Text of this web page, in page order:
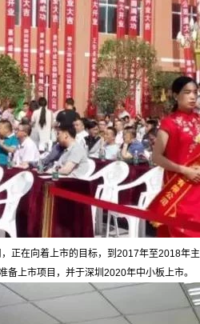
正在向着上市的目标，到2017年至2018年
上市项目，并于深圳2020年中小板上市。